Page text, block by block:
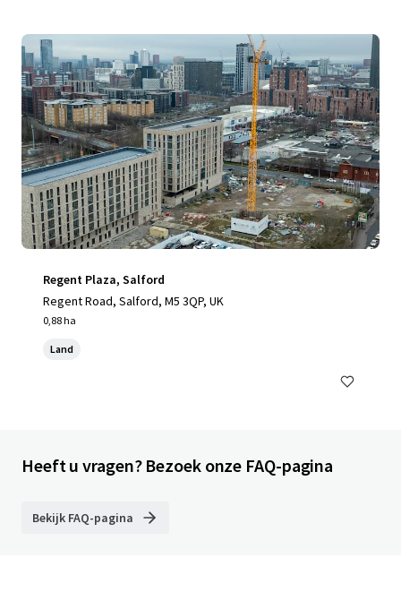
Regent Plaza, Salford
Regent Road, Salford, M5 3QP, UK
0,88 ha
Land
Heeft u vragen? Bezoek onze FAQ-pagina
Bekijk FAQ-pagina